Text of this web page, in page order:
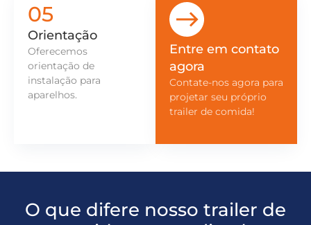
05
Orientação
Oferecemos
orientação de
instalação para
aparelhos.
Entre em contato
agora
Contate-nos agora para
projetar seu próprio
trailer de comida!
O que difere nosso trailer de